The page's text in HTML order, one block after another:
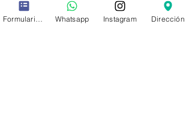
Whatsapp Instagram Dirección